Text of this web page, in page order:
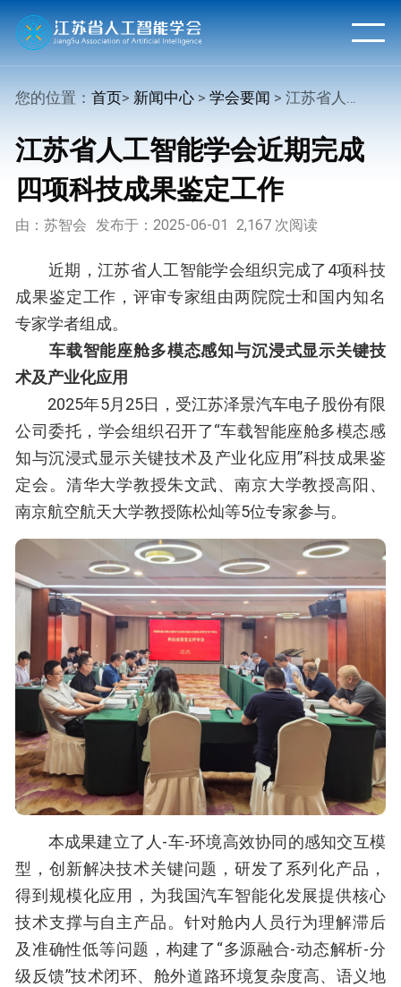
您的位置：首页> 新闻中心 >学会要闻 > 江苏省人工智能学会近期完成四项科技成果鉴定工作
江苏省人工智能学会近期完成
四项科技成果鉴定工作
由：苏智会 发布于：2025-06-01 2,167 次阅读
近期，江苏省人工智能学会组织完成了4项科技
成果鉴定工作，评审专家组由两院院士和国内知名
专家学者组成。
车载智能座舱多模态感知与沉浸式显示关键技
术及产业化应用
2025年5月25日，受江苏泽景汽车电子股份有限
公司委托，学会组织召开了“车载智能座舱多模态感
知与沉浸式显示关键技术及产业化应用”科技成果鉴
定会。清华大学教授朱文武、南京大学教授高阳、
南京航空航天大学教授陈松灿等5位专家参与。
本成果建立了人-车-环境高效协同的感知交互模
型，创新解决技术关键问题，研发了系列化产品，
得到规模化应用，为我国汽车智能化发展提供核心
技术支撑与自主产品。针对舱内人员行为理解滞后
及准确性低等问题，构建了“多源融合-动态解析-分
级反馈”技术闭环、舱外道路环境复杂度高、语义地